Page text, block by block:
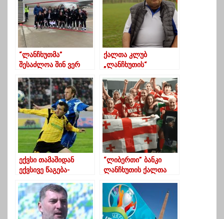
“ლანჩხუთმა”
შესაძლოა შინ ვერ
გუნდი საქართველოში
ჩამოსვლის
წინააღმდეგია
ქალთა კლუბ
„ლანჩხუთის“
ფეხბურთის
ფედერაციამ
დააჯილდოვა
ექვსი თამაშიდან
ექვსივე წაგება-
“მერცხალის” მორიგი
მარცხი
“ლიბერთი” ბანკი
ლანჩხუთის ქალთა
სპონსორი გახდა